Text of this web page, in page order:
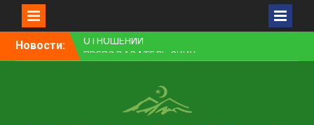
Перейти
Новости:
ПРЕПОДАВАТЕЛЬ СКИУ
ЗАНЯЛ ПЕРВОЕ МЕСТО В
НАУЧНАЯ СТАТЬЯ»
В НАЛЬЧИКЕ СОСТОЯЛСЯ
ПРЕМЬЕРНЫЙ ПОКАЗ